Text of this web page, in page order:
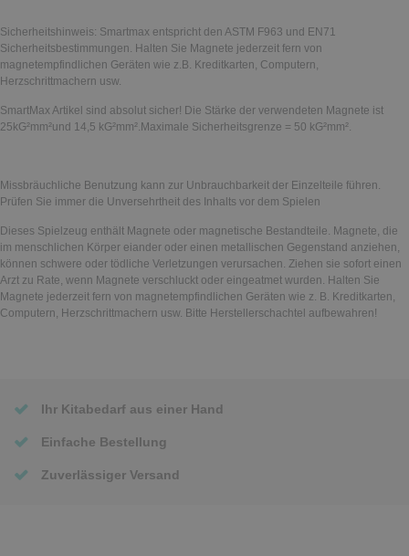
Sicherheitshinweis: Smartmax entspricht den ASTM F963 und EN71
Sicherheitsbestimmungen. Halten Sie Magnete jederzeit fern von
magnetempfindlichen Geräten wie z.B. Kreditkarten, Computern,
Herzschrittmachern usw.
SmartMax Artikel sind absolut sicher! Die Stärke der verwendeten Magnete ist
25kG²mm²und 14,5 kG²mm².Maximale Sicherheitsgrenze = 50 kG²mm².
Missbräuchliche Benutzung kann zur Unbrauchbarkeit der Einzelteile führen.
Prüfen Sie immer die Unversehrtheit des Inhalts vor dem Spielen
Dieses Spielzeug enthält Magnete oder magnetische Bestandteile. Magnete, die
im menschlichen Körper eiander oder einen metallischen Gegenstand anziehen,
können schwere oder tödliche Verletzungen verursachen. Ziehen sie sofort einen
Arzt zu Rate, wenn Magnete verschluckt oder eingeatmet wurden. Halten Sie
Magnete jederzeit fern von magnetempfindlichen Geräten wie z. B. Kreditkarten,
Computern, Herzschrittmachern usw. Bitte Herstellerschachtel aufbewahren!
Ihr Kitabedarf aus einer Hand
Einfache Bestellung
Zuverlässiger Versand